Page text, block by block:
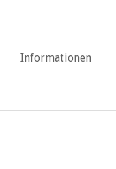
Informationen